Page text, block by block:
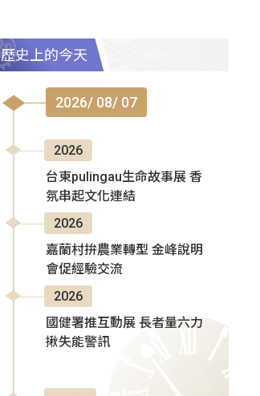
歷史上的今天
2026/ 08/ 07
2026
台東pulingau生命故事展 香
氛串起文化連結
2026
嘉蘭村拚農業轉型 金峰說明
會促經驗交流
2026
國健署推互動展 長者量六力
揪失能警訊